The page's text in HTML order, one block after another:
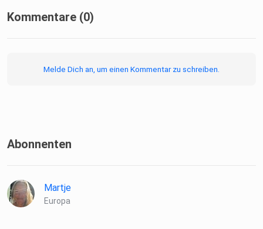
Kommentare (0)
Melde Dich an, um einen Kommentar zu schreiben.
Abonnenten
Martje
Europa